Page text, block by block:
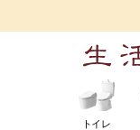
トイレ